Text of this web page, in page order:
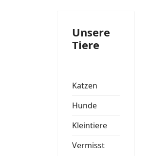
Unsere
Tiere
Katzen
Hunde
Kleintiere
Vermisst